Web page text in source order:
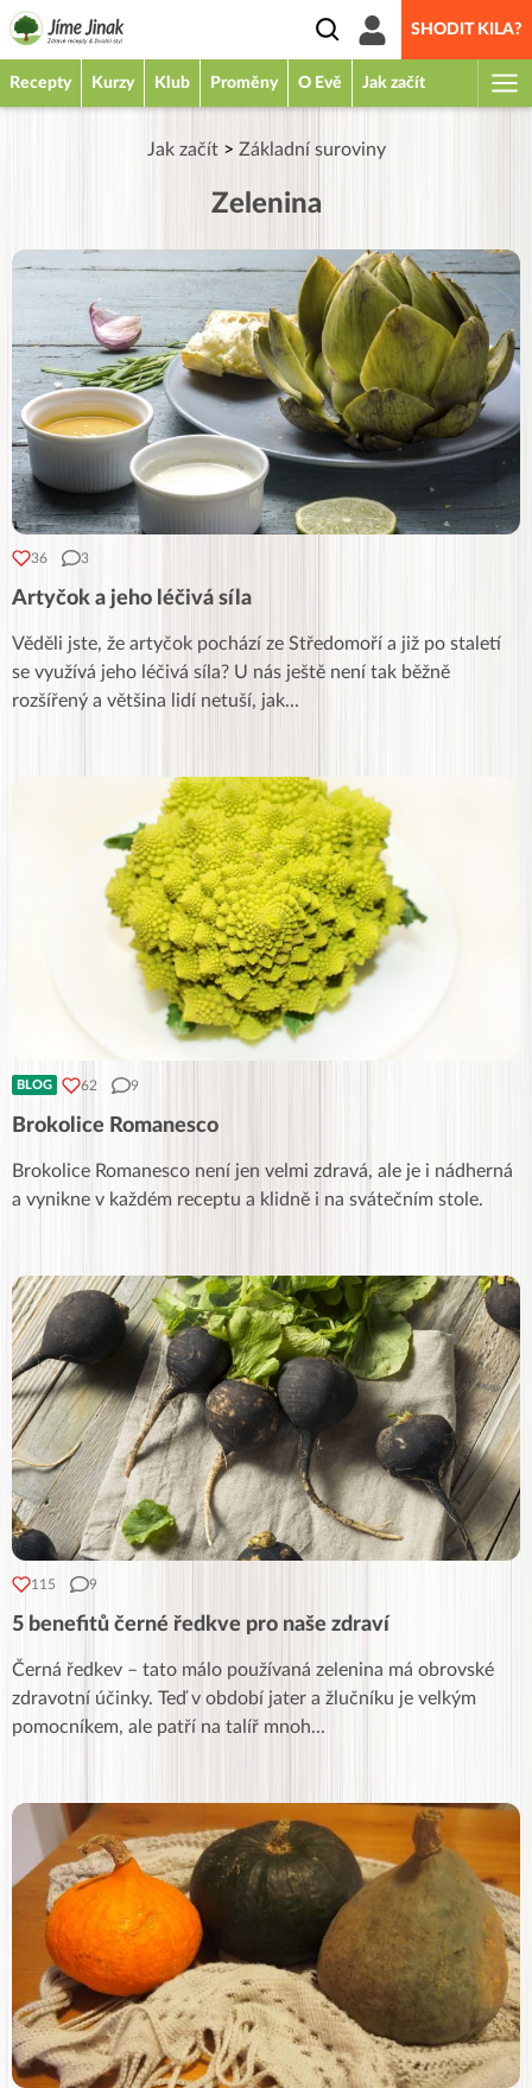
SHODIT KILA?
Recepty Kurzy Klub Proměny O Evě Jak začít
Jak začít> Základní suroviny
Zelenina
36 3
Artyčok a jeho léčivá síla
Věděli jste, že artyčok pochází ze Středomoří a již po staletí
se využívá jeho léčivá síla? U nás ještě není tak běžně
rozšířený a většina lidí netuší, jak...
BLOG 62 9
Brokolice Romanesco
Brokolice Romanesco není jen velmi zdravá, ale je i nádherná
a vynikne v každém receptu a klidně i na svátečním stole.
115 9
5 benefitů černé ředkve pro naše zdraví
Černá ředkev – tato málo používaná zelenina má obrovské
zdravotní účinky. Teď v období jater a žlučníku je velkým
pomocníkem, ale patří na talíř mnoh...